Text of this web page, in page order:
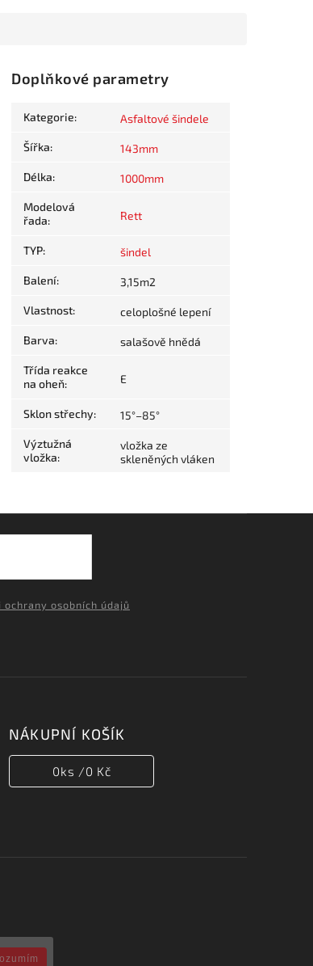
Doplňkové parametry
Kategorie: Asfaltové šindele
Šířka: 143mm
Délka: 1000mm
Modelová
řada: Rett
TYP: šindel
Balení: 3,15m2
Vlastnost: celoplošné lepení
Barva: salašově hnědá
Třída reakce
na oheň: E
Sklon střechy: 15°–85°
Výztužná
vložka:
vložka ze
skleněných vláken
ochrany osobních údajů
NÁKUPNÍ KOŠÍK
0ks /0 Kč